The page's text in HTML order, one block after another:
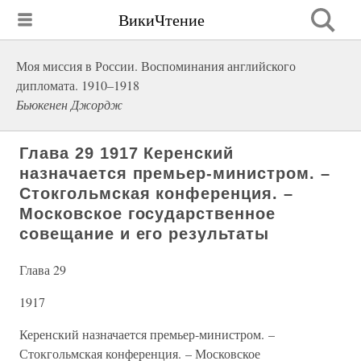
ВикиЧтение
Моя миссия в России. Воспоминания английского
дипломата. 1910–1918
Бьюкенен Джордж
Глава 29 1917 Керенский
назначается премьер-министром. –
Стокгольмская конференция. –
Московское государственное
совещание и его результаты
Глава 29
1917
Керенский назначается премьер-министром. –
Стокгольмская конференция. – Московское